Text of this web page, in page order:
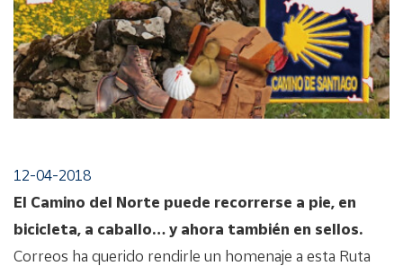
12-04-2018
El Camino del Norte puede recorrerse a pie, en
bicicleta, a caballo… y ahora también en sellos.
Correos ha querido rendirle un homenaje a esta Ruta